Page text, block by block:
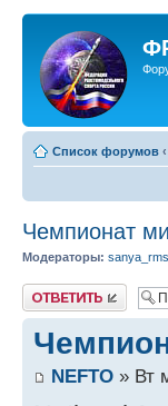
Список форумов ‹
Чемпионат
Модераторы: sanya_rms
Ответить
NEFTO » Вт